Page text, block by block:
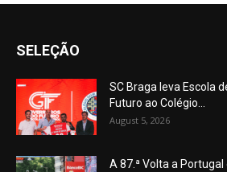
SELEÇÃO
SC Braga leva Escola
Futuro ao Colégio...
August 5, 2026
A 87.ª Volta a